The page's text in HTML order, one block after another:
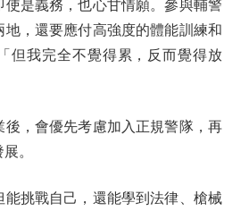
使是義務，也心甘情願。參與輔警
地，還要應付高強度的體能訓練和
但我完全不覺得累，反而覺得放
，會優先考慮加入正規警隊，再
。
挑戰自己，還能學到法律、槍械